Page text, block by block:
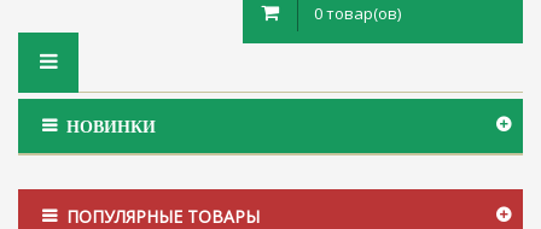
0 товар(ов)
Toggle
НОВИНКИ
ПОПУЛЯРНЫЕ ТОВАРЫ